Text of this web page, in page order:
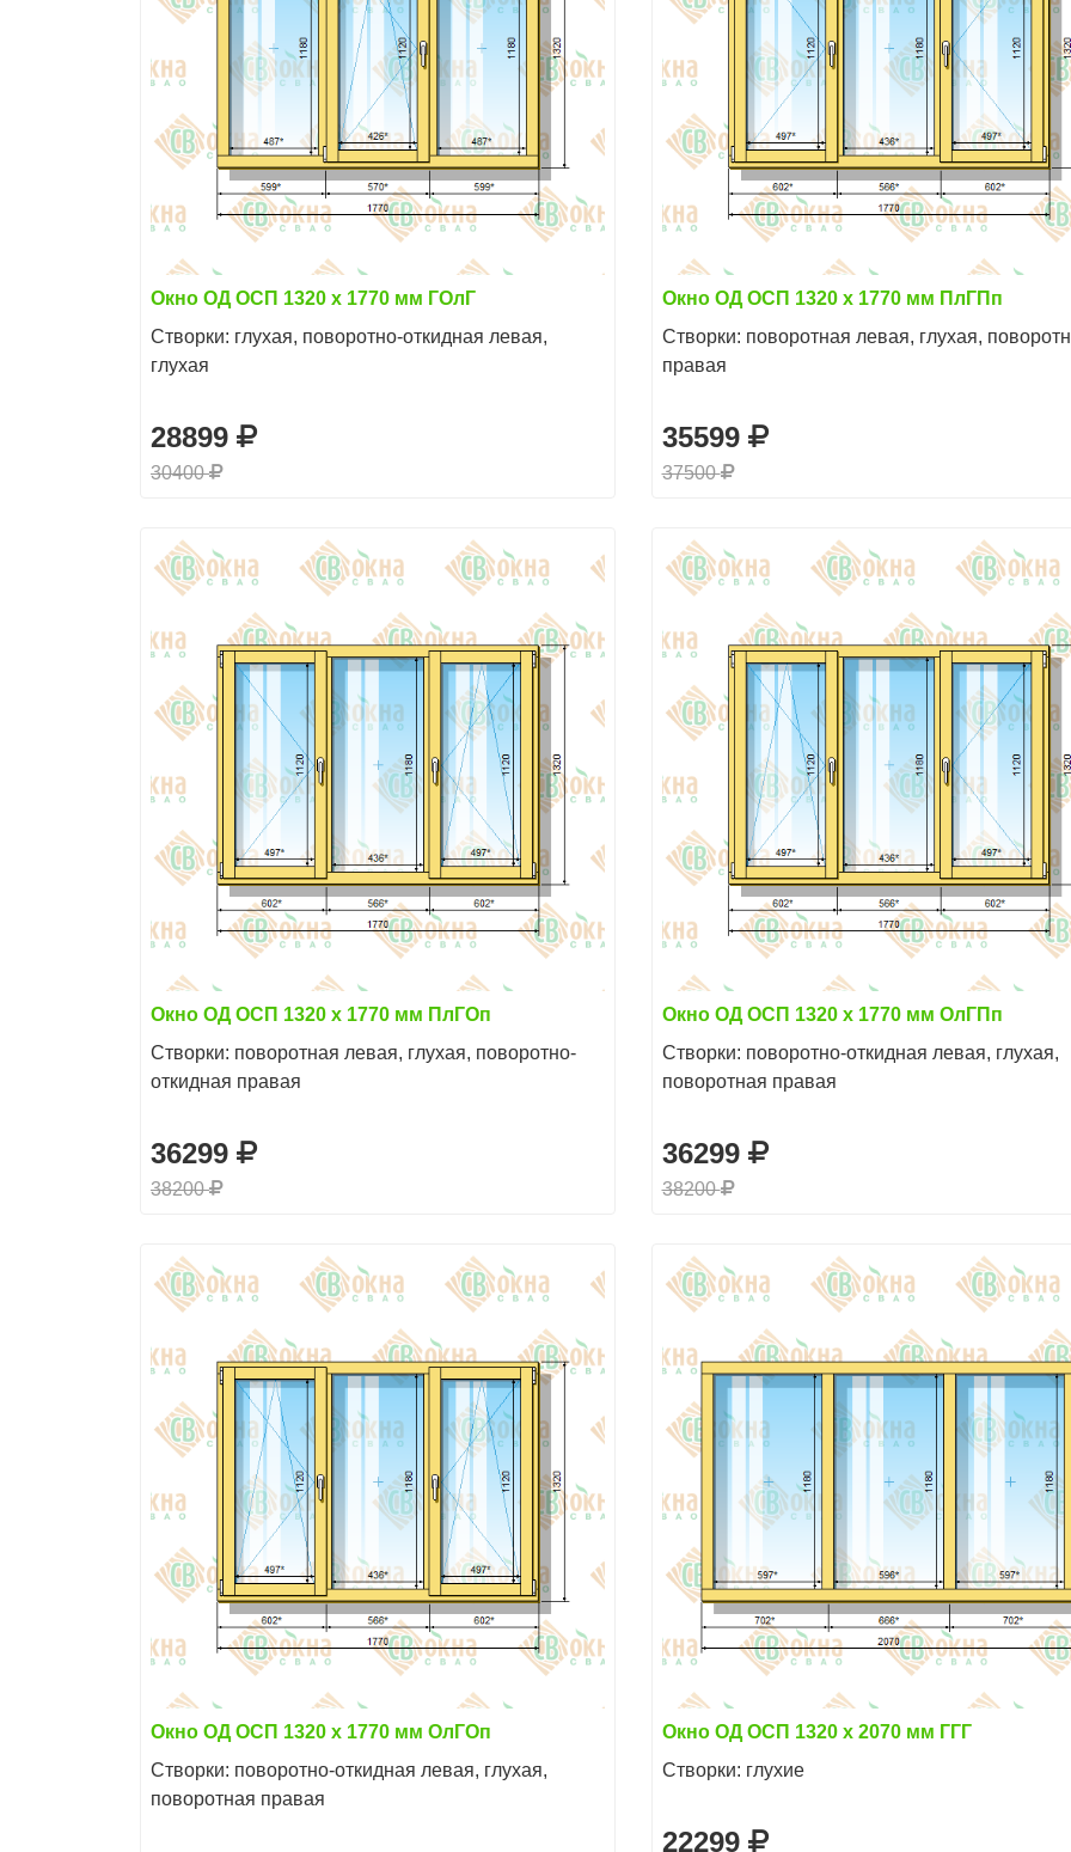
Окно ОД ОСП 1320 х 1770 мм ГОлГ
Створки: глухая, поворотно-откидная левая,
глухая
28899
30400
Окно ОД ОСП 1320 х 1770 мм ПлГПп
Створки: поворотная левая, глухая,
правая
35599
37500
Окно ОД ОСП 1320 х 1770 мм ПлГОп
Створки: поворотная левая, глухая, поворотно-
откидная правая
36299
38200
Окно ОД ОСП 1320 х 1770 мм ОлГПп
Створки: поворотно-откидная левая, глухая,
поворотная правая
36299
38200
Окно ОД ОСП 1320 х 1770 мм ОлГОп
Створки: поворотно-откидная левая, глухая,
поворотная правая
Окно ОД ОСП 1320 х 2070 мм ГГГ
Створки: глухие
22299